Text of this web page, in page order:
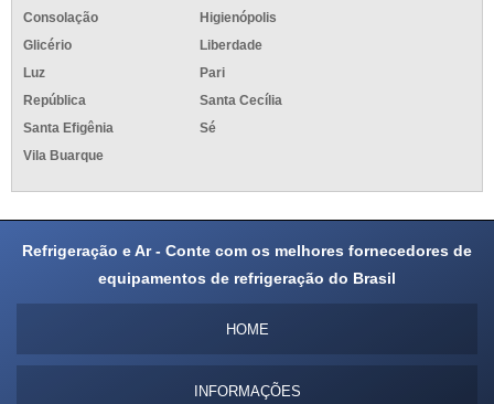
Consolação
Higienópolis
Glicério
Liberdade
Luz
Pari
República
Santa Cecília
Santa Efigênia
Sé
Vila Buarque
Refrigeração e Ar - Conte com os melhores fornecedores de
equipamentos de refrigeração do Brasil
HOME
INFORMAÇÕES